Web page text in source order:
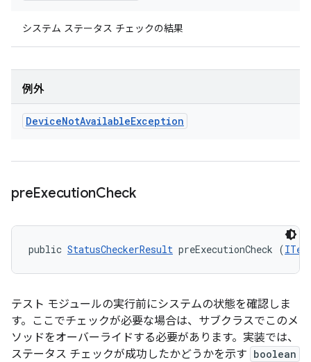
システム ステータス チェックの結果
例外
DeviceNotAvailableException
preExecutionCheck
public StatusCheckerResult preExecutionCheck (
テスト モジュールの実行前にシステムの状態を確認しま
す。ここでチェックが必要な場合は、サブクラスでこのメ
ソッドをオーバーライドする必要があります。実装では、
ステータス チェックが成功したかどうかを示す boolean